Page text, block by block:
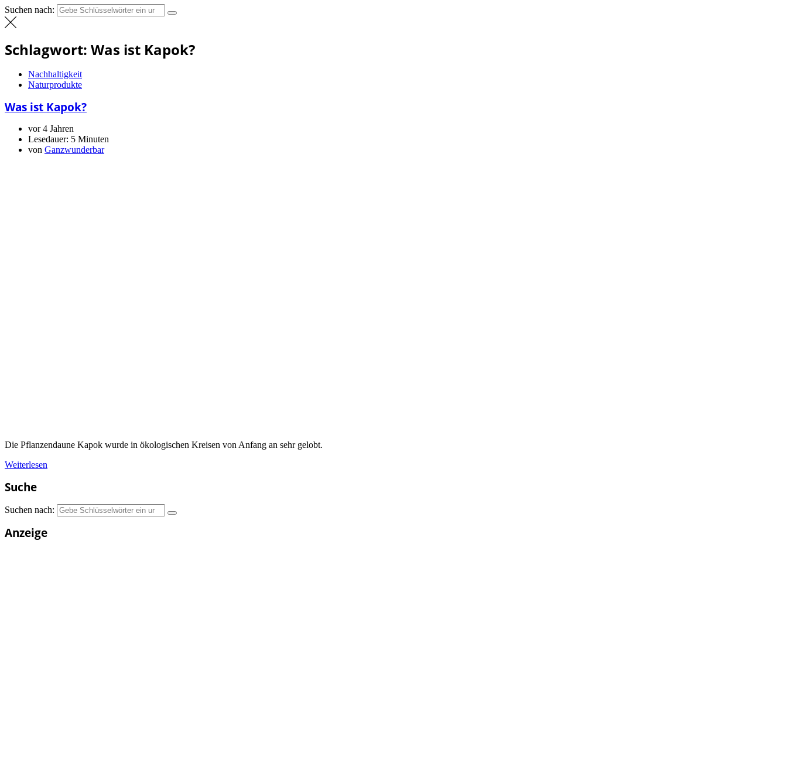
Suchen nach:
Schlagwort: Was ist Kapok?
Nachhaltigkeit
Naturprodukte
Was ist Kapok?
vor 4 Jahren
Lesedauer: 5 Minuten
von Ganzwunderbar
Die Pflanzendaune Kapok wurde in ökologischen Kreisen von Anfang an sehr gelobt.
Weiterlesen
Suche
Suchen nach:
Anzeige